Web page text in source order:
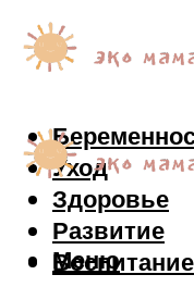
Уход
Здоровье
Развитие
Воспитание
Меню